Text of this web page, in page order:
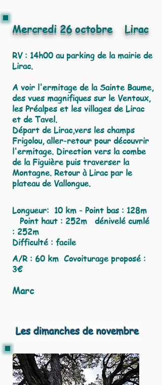
Mercredi 26 octobre Lirac
RV : 14h00 au parking de la mairie de
Lirac.
A voir l'ermitage de la Sainte Baume,
des vues magnifiques sur le Ventoux,
les Préalpes et les villages de Lirac
et de Tavel.
Départ de Lirac,vers les champs
Frigolou, aller-retour pour découvrir
l'ermitage. Direction vers la combe
de la Figuière puis traverser la
Montagne. Retour à Lirac par le
plateau de Vallongue.
Longueur: 10 km - Point bas : 128m
Point haut : 252m dénivelé cumlé
: 252m
Difficulté : facile
A/R : 60 km Covoiturage proposé :
3€
Marc
Les dimanches de novembre